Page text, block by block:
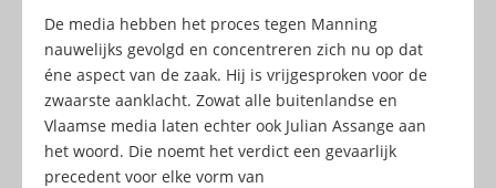
De media hebben het proces tegen Manning
nauwelijks gevolgd en concentreren zich nu op dat
éne aspect van de zaak. Hij is vrijgesproken voor de
zwaarste aanklacht. Zowat alle buitenlandse en
Vlaamse media laten echter ook Julian Assange aan
het woord. Die noemt het verdict een gevaarlijk
precedent voor elke vorm van